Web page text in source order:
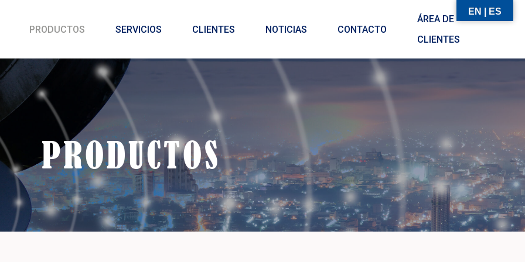
PRODUCTOS SERVICIOS CLIENTES NOTICIAS CONTACTO
ÁREA DE
CLIENTES
PRODUCTOS
EN | ES